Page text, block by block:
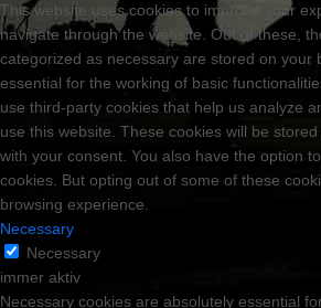
This website uses cookies to improve your
navigate through the website. Out of these,
categorized as necessary are stored on your
essential for the working of basic
use third-party cookies that help us analyze
use this website. These cookies will be
with your consent. You also have the option
cookies. But opting out of some of these
browsing experience.
Necessary
Necessary
immer aktiv
Necessary cookies are absolutely essential